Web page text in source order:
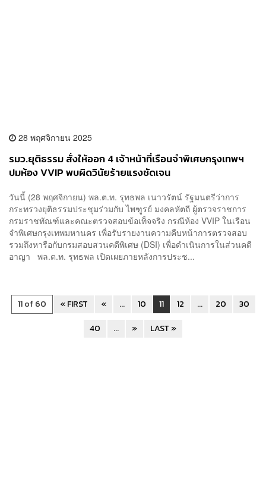
28 พฤศจิกายน 2025
รมว.ยุติธรรม สั่งให้ออก 4 เจ้าหน้าที่เรือนจำพิเศษกรุงเทพฯ
ปมห้อง VVIP พบผิดวินัยร้ายแรงชัดเจน
วันนี้ (28 พฤศจิกายน) พล.ต.ท. รุทธพล เนาวรัตน์ รัฐมนตรีว่าการ
กระทรวงยุติธรรมประชุมร่วมกับ ไพฑูรย์ มงคลหัตถี ผู้ตรวจราชการ
กรมราชทัณฑ์และคณะตรวจสอบข้อเท็จจริง กรณีห้อง VVIP ในเรือน
จำพิเศษกรุงเทพมหานคร เพื่อรับรายงานความคืบหน้าการตรวจสอบ
รวมถึงหารือกับกรมสอบสวนคดีพิเศษ (DSI) เพื่อดำเนินการในส่วนคดี
อาญา พล.ต.ท. รุทธพล เปิดเผยภายหลังการประช...
11 of 60 « FIRST « ... 10 11 12 ... 20
30
40
... » LAST »